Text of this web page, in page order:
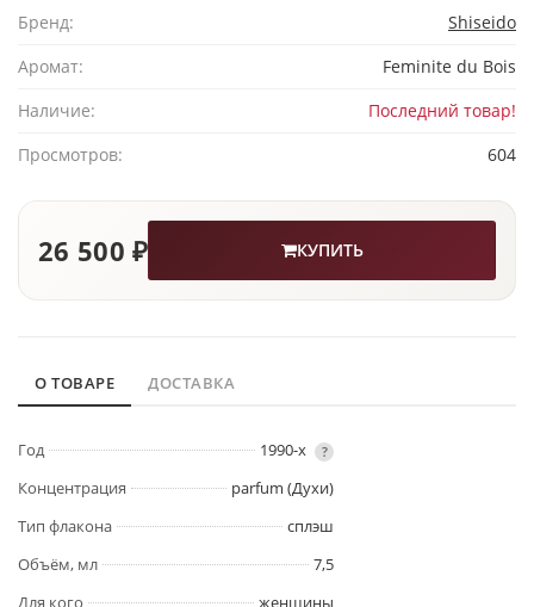
Бренд:
Shiseido
Аромат:
Feminite du Bois
Наличие:
Последний товар!
Просмотров:
604
26 500 ₽ КУПИТЬ
О ТОВАРЕ ДОСТАВКА
Год 1990-х ?
Концентрация
parfum (Духи)
Тип флакона
сплэш
Объём, мл
7,5
Для кого
женщины